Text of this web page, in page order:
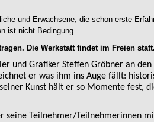
und Erwachsene, die schon erste
ist nicht Bedingung.
Die Werkstatt findet im Freien statt.
und Grafiker Steffen Gröbner an den
er was ihm ins Auge fällt:
Kunst hält er so Momente fest,
seine Teilnehmer/Teilnehmerinnen